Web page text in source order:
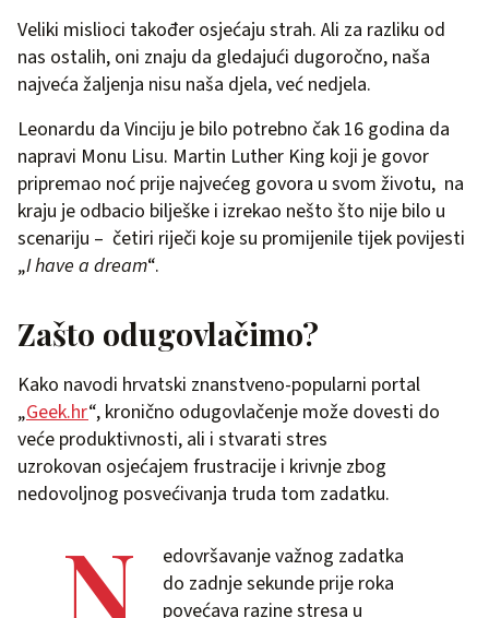
Veliki mislioci također osjećaju strah. Ali za razliku od
nas ostalih, oni znaju da gledajući dugoročno, naša
najveća žaljenja nisu naša djela, već nedjela.
Leonardu da Vinciju je bilo potrebno čak 16 godina da
napravi Monu Lisu. Martin Luther King koji je govor
pripremao noć prije najvećeg govora u svom životu, na
kraju je odbacio bilješke i izrekao nešto što nije bilo u
scenariju – četiri riječi koje su promijenile tijek povijesti
„I have a dream“.
Zašto odugovlačimo?
Kako navodi hrvatski znanstveno-popularni portal
„Geek.hr“, kronično odugovlačenje može dovesti do
veće produktivnosti, ali i stvarati stres
uzrokovan osjećajem frustracije i krivnje zbog
nedovoljnog posvećivanja truda tom zadatku.
N
edovršavanje važnog zadatka
do zadnje sekunde prije roka
povećava razine stresa u